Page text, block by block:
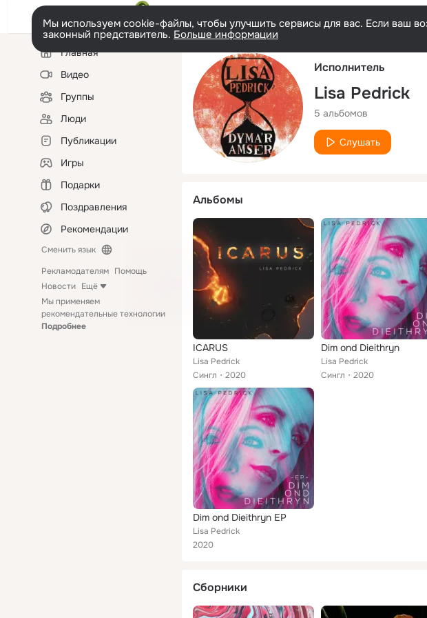
Мы используем cookie-файлы, чтобы улучшить сервисы для вас. Если ваш
законный представитель. Больше информации
Левая
колонкаГлавная
Видео
Группы
Люди
Публикации
Игры
Подарки
Поздравления
Рекомендации
Сменить язык
Рекламодателям Помощь
Новости Ещё
Мы применяем
рекомендательные технологии
Подробнее
Исполнитель
Lisa Pedrick
5 альбомов
Слушать
Альбомы
ICARUS
Lisa Pedrick
Сингл
2020
Dim ond Dieithryn
Lisa Pedrick
Сингл
2020
Dim ond Dieithryn EP
Lisa Pedrick
2020
Сборники